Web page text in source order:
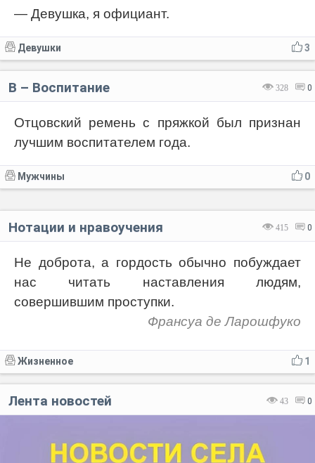
— Девушка, я официант.
3
Девушки
328 0
В – Воспитание
Отцовский ремень с пряжкой был признан
лучшим воспитателем года.
0
Мужчины
415 0
Нотации и нравоучения
Не доброта, а гордость обычно побуждает
нас читать наставления людям,
совершившим проступки.
Франсуа де Ларошфуко
1
Жизненное
43 0
Лента новостей